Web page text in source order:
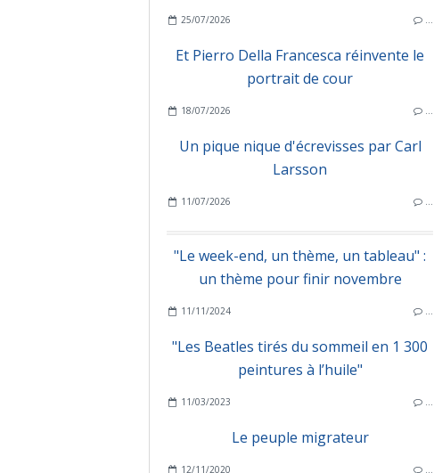
25/07/2026 …
Et Pierro Della Francesca réinvente le
portrait de cour
18/07/2026 …
Un pique nique d'écrevisses par Carl
Larsson
11/07/2026 …
"Le week-end, un thème, un tableau" :
un thème pour finir novembre
11/11/2024 …
"Les Beatles tirés du sommeil en 1 300
peintures à l’huile"
11/03/2023 …
Le peuple migrateur
12/11/2020 …